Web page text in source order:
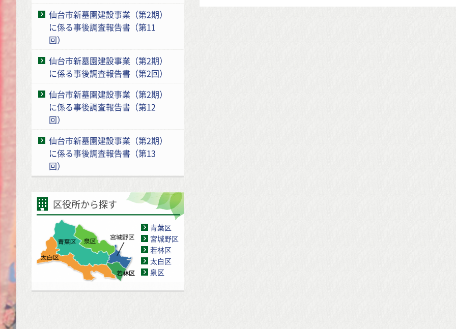
仙台市新墓園建設事業（第2期）
に係る事後調査報告書（第11
回）
仙台市新墓園建設事業（第2期）
に係る事後調査報告書（第2回）
仙台市新墓園建設事業（第2期）
に係る事後調査報告書（第12
回）
仙台市新墓園建設事業（第2期）
に係る事後調査報告書（第13
回）
区役所から探す
青葉区
宮城野区
若林区
太白区
泉区